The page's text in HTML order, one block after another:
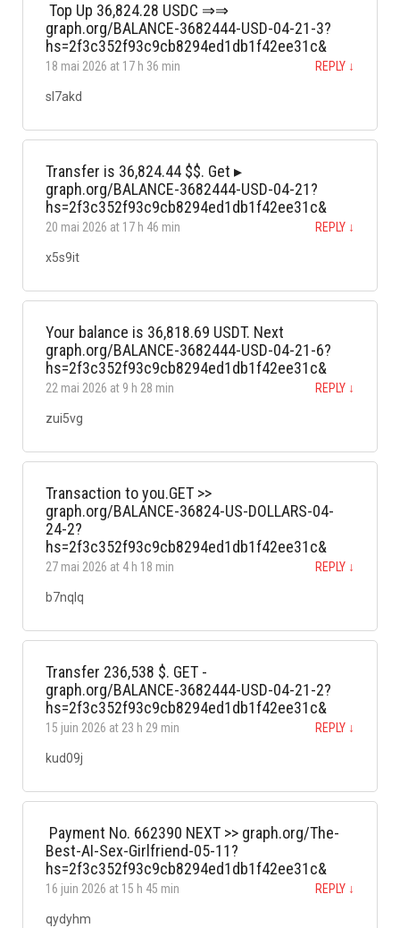
️ Top Up 36,824.28 USDC ⇒⇒
graph.org/BALANCE-3682444-USD-04-21-3?
hs=2f3c352f93c9cb8294ed1db1f42ee31c& ️
18 mai 2026 at 17 h 36 min REPLY ↓
sl7akd
Transfer is 36,824.44 $$. Get ▸
graph.org/BALANCE-3682444-USD-04-21?
hs=2f3c352f93c9cb8294ed1db1f42ee31c&
20 mai 2026 at 17 h 46 min REPLY ↓
x5s9it
Your balance is 36,818.69 USDT. Next
graph.org/BALANCE-3682444-USD-04-21-6?
hs=2f3c352f93c9cb8294ed1db1f42ee31c&
22 mai 2026 at 9 h 28 min REPLY ↓
zui5vg
Transaction to you.GET >>
graph.org/BALANCE-36824-US-DOLLARS-04-
24-2?
hs=2f3c352f93c9cb8294ed1db1f42ee31c&
27 mai 2026 at 4 h 18 min REPLY ↓
b7nqlq
Transfer 236,538 $. GET -
graph.org/BALANCE-3682444-USD-04-21-2?
hs=2f3c352f93c9cb8294ed1db1f42ee31c&
15 juin 2026 at 23 h 29 min REPLY ↓
kud09j
️ Payment No. 662390 NEXT >> graph.org/The-
Best-AI-Sex-Girlfriend-05-11?
hs=2f3c352f93c9cb8294ed1db1f42ee31c&
16 juin 2026 at 15 h 45 min REPLY ↓
qydyhm